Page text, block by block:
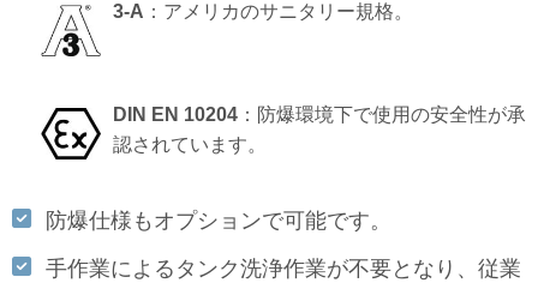
3-A ：アメリカのサニタリー規格。
DIN EN 10204 ：防爆環境下で使用の安全性が承
認されています。
防爆仕様もオプションで可能です。
手作業によるタンク洗浄作業が不要となり、従業